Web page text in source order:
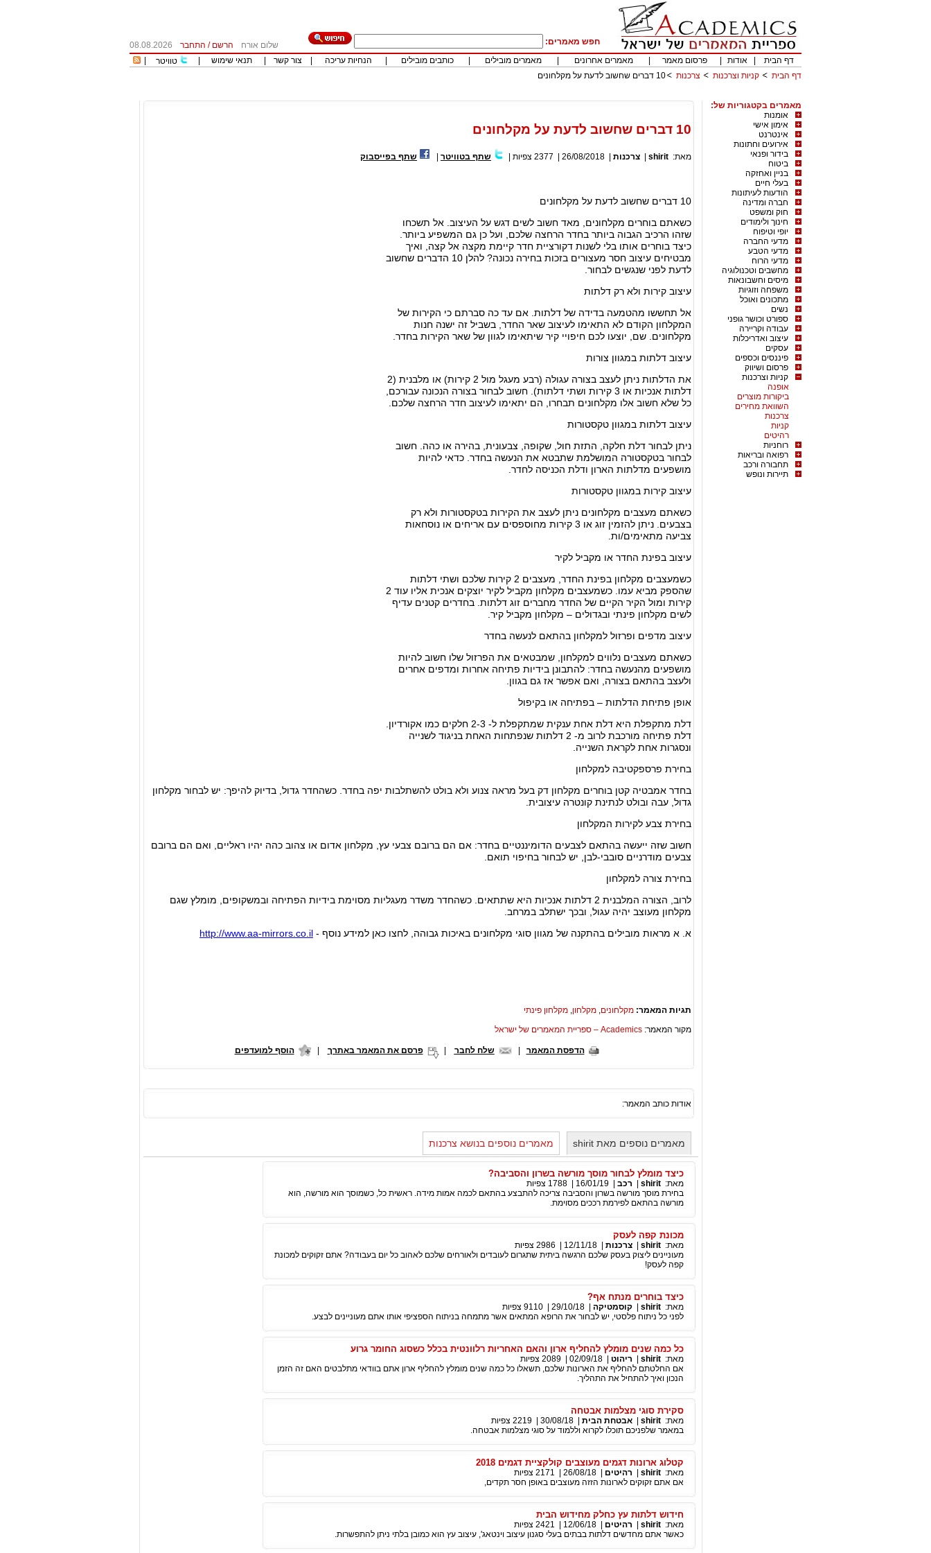
חפש מאמרים: שלום אורח הרשם / התחבר
08.08.2026
דף הבית
אודות פרסום מאמר מאמרים אחרונים מאמרים מובילים כותבים מובילים הנחיות עריכה צור קשר תנאי שימוש טוויטר
דף הבית
קניות וצרכנות צרכנות 10 דברים שחשוב לדעת על מקלחונים
מאמרים בקטגוריות של:
אומנות
אימון אישי
אינטרנט
אירועים וחתונות
בידור ופנאי
ביטוח
בניין ואחזקה
בעלי חיים
הודעות לעיתונות
חברה ומדינה
חוק ומשפט
חינוך ולימודים
יופי וטיפוח
מדעי החברה
מדעי הטבע
מדעי הרוח
מחשבים וטכנולוגיה
מיסים וחשבונאות
משפחה וזוגיות
מתכונים ואוכל
נשים
ספורט וכושר גופני
עבודה וקריירה
עיצוב ואדריכלות
עסקים
פיננסים וכספים
פרסום ושיווק
קניות וצרכנות
אופנה
ביקורות מוצרים
השוואת מחירים
צרכנות
קניות
רהיטים
רוחניות
רפואה ובריאות
תחבורה ורכב
תיירות ונופש
10 דברים שחשוב לדעת על מקלחונים
מאת: shirit צרכנות 26/08/2018
2377 צפיות שתף בטוויטר שתף בפייסבוק
10 דברים שחשוב לדעת על מקלחונים
כשאתם בוחרים מקלחונים, מאד חשוב לשים דגש על העיצוב. אל תשכחו
שזהו הרכיב הגבוה ביותר בחדר הרחצה שלכם, ועל כן גם המשפיע ביותר.
כיצד בוחרים אותו בלי לשנות דקורציית חדר קיימת מקצה אל קצה, ואיך
מבטיחים עיצוב חסר מעצורים בזכות בחירה נכונה? להלן 10 הדברים שחשוב
לדעת לפני שנגשים לבחור.
עיצוב קירות ולא רק דלתות
אל תחששו מהטמעה בדידה של דלתות. אם עד כה סברתם כי הקירות של
המקלחון הקודם לא התאימו לעיצוב שאר החדר, בשביל זה ישנה חנות
מקלחונים. שם, יוצעו לכם חיפויי קיר שיתאימו לגוון של שאר הקירות בחדר.
עיצוב דלתות במגוון צורות
את הדלתות ניתן לעצב בצורה עגולה (רבע מעגל מול 2 קירות) או מלבנית (2
דלתות אנכיות או 3 קירות ושתי דלתות). חשוב לבחור בצורה הנכונה עבורכם,
כל שלא חשוב אלו מקלחונים תבחרו, הם יתאימו לעיצוב חדר הרחצה שלכם.
עיצוב דלתות במגוון טקסטורות
ניתן לבחור דלת חלקה, התזת חול, שקופה, צבעונית, בהירה או כהה. חשוב
לבחור בטקסטורה המושלמת שתבטא את הנעשה בחדר. כדאי להיות
מושפעים מדלתות הארון ודלת הכניסה לחדר.
עיצוב קירות במגוון טקסטורות
כשאתם מעצבים מקלחונים ניתן לעצב את הקירות בטקסטורות ולא רק
בצבעים. ניתן להזמין זוג או 3 קירות מחוספסים עם אריחים או נוסחאות
צביעה מתאימים/ות.
עיצוב בפינת החדר או מקביל לקיר
כשמעצבים מקלחון בפינת החדר, מעצבים 2 קירות שלכם ושתי דלתות
שהספק מביא עמו. כשמעצבים מקלחון מקביל לקיר יוצקים אנכית אליו עוד 2
קירות ומול הקיר הקיים של החדר מחברים זוג דלתות. בחדרים קטנים עדיף
לשים מקלחון פינתי ובגדולים – מקלחון מקביל קיר.
עיצוב מדפים ופרזול למקלחון בהתאם לנעשה בחדר
כשאתם מעצבים נלווים למקלחון, שמבטאים את הפרזול שלו חשוב להיות
מושפעים מהנעשה בחדר: להתבונן בידיות פתיחה אחרות ומדפים אחרים
ולעצב בהתאם בצורה, ואם אפשר אז גם בגוון.
אופן פתיחת הדלתות – בפתיחה או בקיפול
דלת מתקפלת היא דלת אחת ענקית שמתקפלת ל- 2-3 חלקים כמו אקורדיון.
דלת פתיחה מורכבת לרוב מ- 2 דלתות שנפתחות האחת בניגוד לשנייה
ונסגרות אחת לקראת השנייה.
בחירת פרספקטיבה למקלחון
בחדר אמבטיה קטן בוחרים מקלחון דק בעל מראה צנוע ולא בולט להשתלבות יפה בחדר. כשהחדר גדול, בדיוק להיפך: יש לבחור מקלחון
גדול, עבה ובולט לנתינת קונטרה עיצובית.
בחירת צבע לקירות המקלחון
חשוב שזה ייעשה בהתאם לצבעים הדומיננטיים בחדר: אם הם ברובם צבעי עץ, מקלחון אדום או צהוב כהה יהיו ראליים, ואם הם ברובם
צבעים מודרניים סובבי-לבן, יש לבחור בחיפוי תואם.
בחירת צורה למקלחון
לרוב, הצורה המלבנית 2 דלתות אנכיות היא שתתאים. כשהחדר משדר מעגליות מסוימת בידיות הפתיחה ובמשקופים, מומלץ שגם
מקלחון מעוצב יהיה עגול, ובכך ישתלב במרחב.
א. א מראות מובילים בהתקנה של מגוון סוגי מקלחונים באיכות גבוהה, לחצו כאן למידע נוסף - http://www.aa-mirrors.co.il
תגיות המאמר: מקלחונים, מקלחון, מקלחון פינתי
מקור המאמר: Academics – ספריית המאמרים של ישראל
הדפסת המאמר שלח לחבר פרסם את המאמר באתרך | הוסף למועדפים
אודות כותב המאמר:
מאמרים נוספים מאת shirit מאמרים נוספים בנושא צרכנות
כיצד מומלץ לבחור מוסך מורשה בשרון והסביבה?
מאת: shirit רכב 16/01/19
1788 צפיות
בחירת מוסך מורשה בשרון והסביבה צריכה להתבצע בהתאם לכמה אמות מידה. ראשית כל, כשמוסך הוא מורשה, הוא
מורשה בהתאם לפירמת רככים מסוימת.
מכונת קפה לעסק
מאת: shirit צרכנות 12/11/18
2986 צפיות
מעוניינים ליצוק בעסק שלכם הרגשה ביתית שתגרום לעובדים ולאורחים שלכם לאהוב כל יום בעבודה? אתם זקוקים למכונת
קפה לעסק!
כיצד בוחרים מנתח אף?
מאת: shirit קוסמטיקה 29/10/18
9110 צפיות
לפני כל ניתוח פלסטי, יש לבחור את הרופא המתאים אשר מתמחה בניתוח הספציפי אותו אתם מעוניינים לבצע.
כל כמה שנים מומלץ להחליף ארון והאם האחריות רלוונטית בכלל כשסוג החומר גרוע
מאת: shirit ריהוט 02/09/18
2089 צפיות
אם החלטתם להחליף את הארונות שלכם, תשאלו כל כמה שנים מומלץ להחליף ארון אתם בוודאי מתלבטים האם זה הזמן
הנכון ואיך להתחיל את התהליך.
סקירת סוגי מצלמות אבטחה
מאת: shirit אבטחת הבית 30/08/18
2219 צפיות
במאמר שלפניכם תוכלו לקרוא וללמוד על סוגי מצלמות אבטחה.
קטלוג ארונות דגמים מעוצבים קולקציית דגמים 2018
מאת: shirit רהיטים 26/08/18
2171 צפיות
אם אתם זקוקים לארונות הזזה מעוצבים באופן חסר תקדים,
חידוש דלתות עץ כחלק מחידוש הבית
מאת: shirit רהיטים 12/06/18
2421 צפיות
כאשר אתם מחדשים דלתות בבתים בעלי סגנון עיצוב וינטאג', עיצוב עץ הוא כמובן בלתי ניתן להתפשרות.